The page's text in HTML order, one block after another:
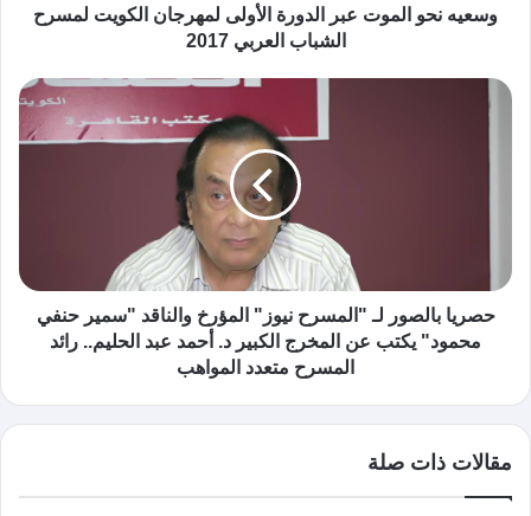
وسعيه نحو الموت عبر الدورة الأولى لمهرجان الكويت لمسرح
الشباب العربي 2017
حصريا بالصور لـ "المسرح نيوز" المؤرخ والناقد "سمير حنفي
محمود" يكتب عن المخرج الكبير د. أحمد عبد الحليم.. رائد
المسرح متعدد المواهب
مقالات ذات صلة